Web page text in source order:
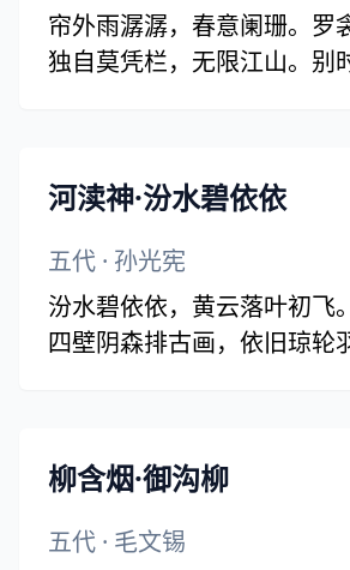
帘外雨潺潺，春意阑珊。罗
独自莫凭栏，无限江山。别
河渎神·汾水碧依依
五代 · 孙光宪
汾水碧依依，黄云落叶初飞
四壁阴森排古画，依旧琼轮
柳含烟·御沟柳
五代 · 毛文锡